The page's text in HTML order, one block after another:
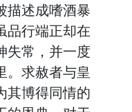
述成嗜酒暴
品行端正却在
失常，并一度
。求赦者与皇
其博得同情的